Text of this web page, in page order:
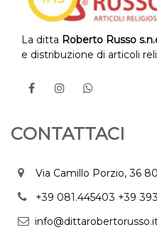
La ditta Roberto Russo
e distribuzione di articoli
CONTATTACI
Via Camillo Porzio, 36
+39 081.445403 +39